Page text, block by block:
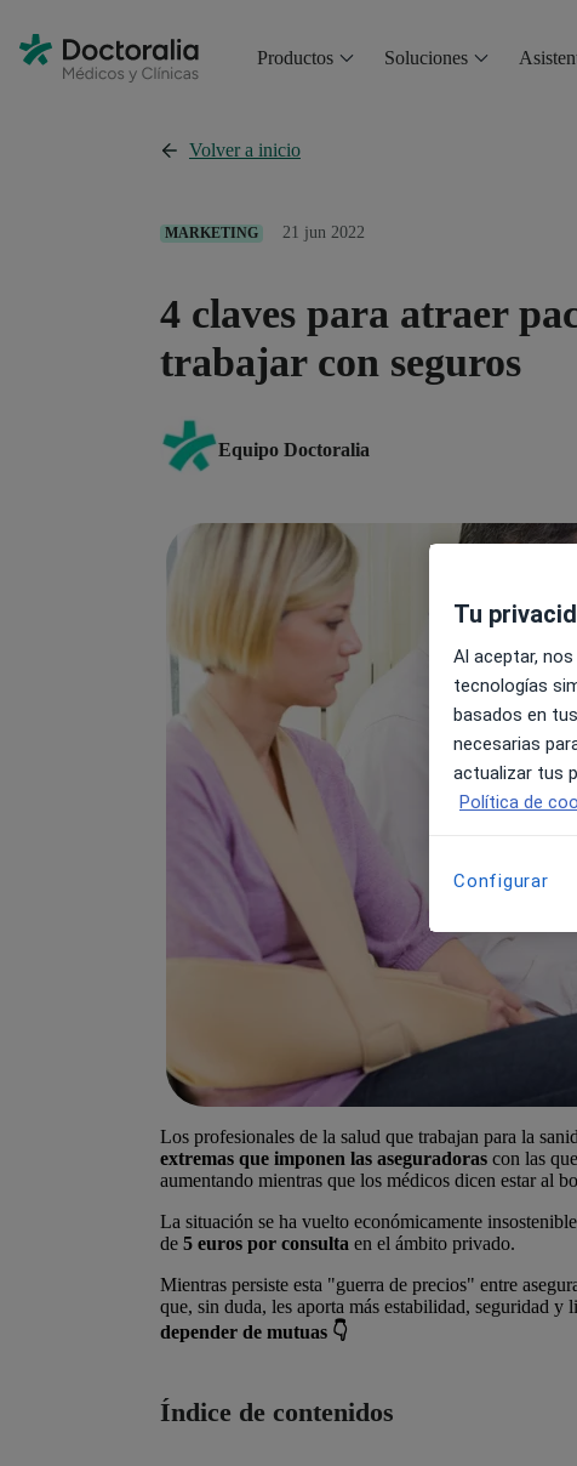
Productos Soluciones
Volver a inicio
MARKETING 21 jun 2022
4 claves para atraer
trabajar con seguros
Equipo Doctoralia
Los profesionales de la salud que trabajan para la
extremas que imponen las aseguradoras con las
aumentando mientras que los médicos dicen estar al
La situación se ha vuelto económicamente
de 5 euros por consulta en el ámbito privado.
Mientras persiste esta "guerra de precios" entre
que, sin duda, les aporta más estabilidad, seguridad y
depender de mutuas 👇
Índice de contenidos
Tu
Al aceptar,
tecnologías
basados en
necesarias
actualizar tus
Política de
Configurar